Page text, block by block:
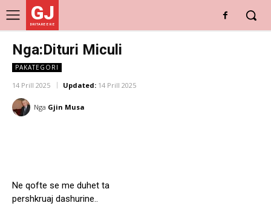
GJ
DRITARE E RE
Nga:Dituri Miculi
PAKATEGORI
14 Prill 2025 Updated: 14 Prill 2025
Nga Gjin Musa
Ne qofte se me duhet ta
pershkruaj dashurine..